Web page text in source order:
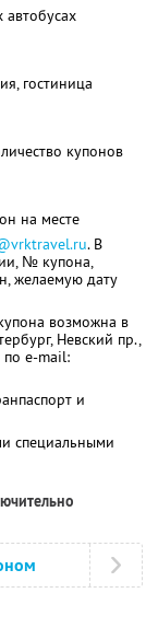
автобусах
гостиница
купонов
на месте
. В
№ купона,
желаемую дату
возможна в
Невский пр.,
по e-mail:
и
специальными